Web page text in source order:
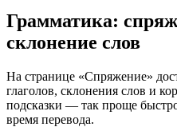
Грамматика:
склонение слов
На странице «Спряжение»
глаголов, склонения слов и
подсказки — так проще
время перевода.